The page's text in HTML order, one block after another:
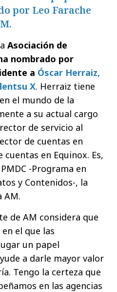
por Leo Farache
Asociación de
nombrado por
a Óscar Herraiz,
X. Herraiz tiene
el mundo de la
a su actual cargo
de servicio al
de cuentas en
en Equinox. Es,
-Programa en
y Contenidos-, la
AM.
de AM considera que
el que las
un papel
a darle mayor valor
Tengo la certeza que
en las agencias